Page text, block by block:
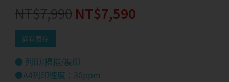
NT$7,990 NT$7,590
尚有庫存
● 列印/掃描/複印
●A4列印速度：30ppm